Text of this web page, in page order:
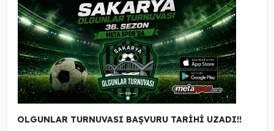
OLGUNLAR TURNUVASI BAŞVURU TARİHİ UZADI!!